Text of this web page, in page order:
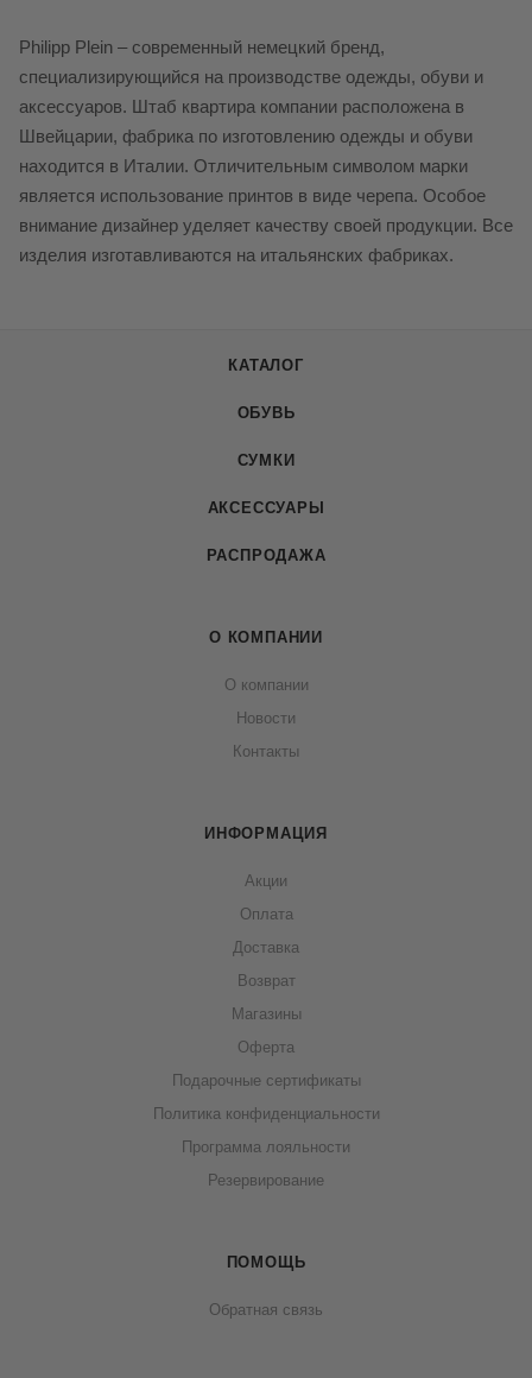
Philipp Plein – современный немецкий бренд,
специализирующийся на производстве одежды, обуви и
аксессуаров. Штаб квартира компании расположена в
Швейцарии, фабрика по изготовлению одежды и обуви
находится в Италии. Отличительным символом марки
является использование принтов в виде черепа. Особое
внимание дизайнер уделяет качеству своей продукции. Все
изделия изготавливаются на итальянских фабриках.
КАТАЛОГ
ОБУВЬ
СУМКИ
АКСЕССУАРЫ
РАСПРОДАЖА
О КОМПАНИИ
О компании
Новости
Контакты
ИНФОРМАЦИЯ
Акции
Оплата
Доставка
Возврат
Магазины
Оферта
Подарочные сертификаты
Политика конфиденциальности
Программа лояльности
Резервирование
ПОМОЩЬ
Обратная связь